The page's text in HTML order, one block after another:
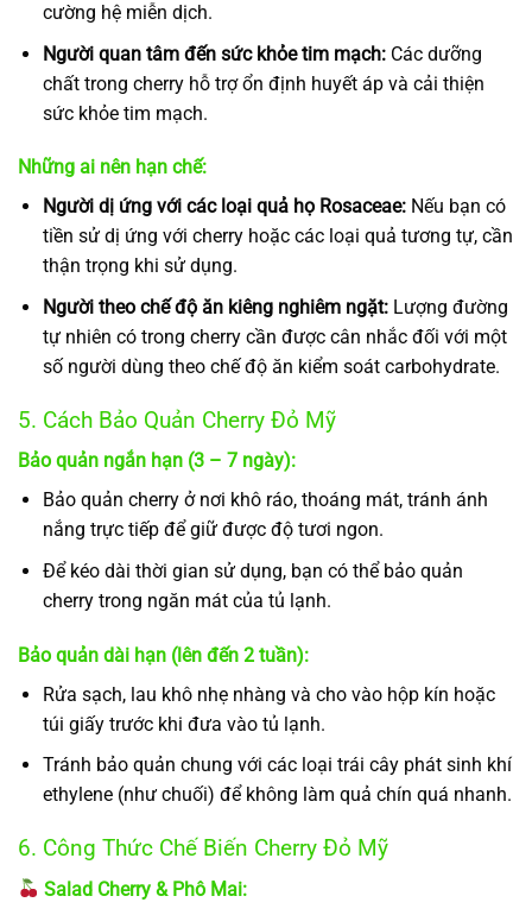
cường hệ miễn dịch.
Người quan tâm đến sức khỏe tim mạch:Các dưỡng
chất trong cherry hỗ trợ ổn định huyết áp và cải thiện
sức khỏe tim mạch.
Những ai nên hạn chế:
Người dị ứng với các loại quả họ Rosaceae:Nếu bạn có
tiền sử dị ứng với cherry hoặc các loại quả tương tự, cần
thận trọng khi sử dụng.
Người theo chế độ ăn kiêng nghiêm ngặt:Lượng đường
tự nhiên có trong cherry cần được cân nhắc đối với một
số người dùng theo chế độ ăn kiểm soát carbohydrate.
5. Cách Bảo Quản Cherry Đỏ Mỹ
Bảo quản ngắn hạn (3 – 7 ngày):
Bảo quản cherry ở nơi khô ráo, thoáng mát, tránh ánh
nắng trực tiếp để giữ được độ tươi ngon.
Để kéo dài thời gian sử dụng, bạn có thể bảo quản
cherry trong ngăn mát của tủ lạnh.
Bảo quản dài hạn (lên đến 2 tuần):
Rửa sạch, lau khô nhẹ nhàng và cho vào hộp kín hoặc
túi giấy trước khi đưa vào tủ lạnh.
Tránh bảo quản chung với các loại trái cây phát sinh khí
ethylene (như chuối) để không làm quả chín quá nhanh.
6. Công Thức Chế Biến Cherry Đỏ Mỹ
Salad Cherry & Phô Mai: